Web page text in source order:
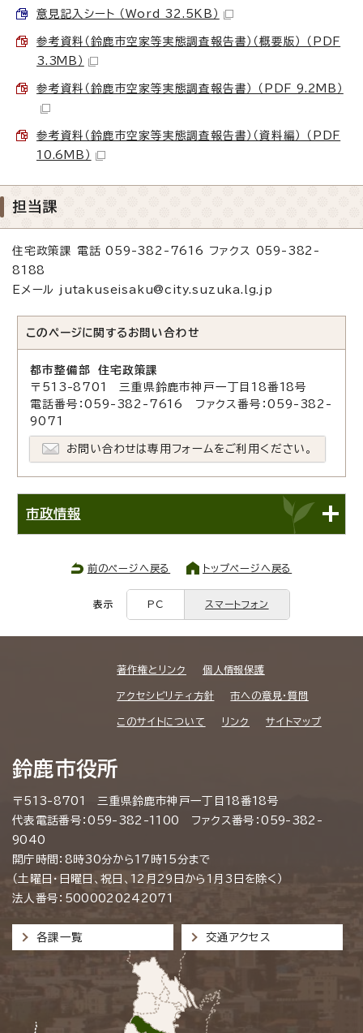
意見記入シート （Word 32.5KB）
参考資料（鈴鹿市空家等実態調査報告書）（概要版） （PDF
3.3MB）
参考資料（鈴鹿市空家等実態調査報告書） （PDF 9.2MB）
参考資料（鈴鹿市空家等実態調査報告書）（資料編） （PDF
10.6MB）
担当課
住宅政策課 電話 059-382-7616 ファクス 059-382-
8188
Eメール jutakuseisaku@city.suzuka.lg.jp
このページに関する お問い合わせ
都市整備部 住宅政策課
〒513-8701 三重県鈴鹿市神戸一丁目18番18号
電話番号：059-382-7616 ファクス番号：059-382-
9071
お問い合わせは専用フォームをご利用ください。
市政情報
前のページへ戻る トップページへ戻る
表示 PC スマートフォン
著作権とリンク 個人情報保護
アクセシビリティ方針 市への意見・質問
このサイトについて リンク サイトマップ
鈴鹿市役所
〒513-8701 三重県鈴鹿市神戸一丁目18番18号
代表電話番号：059-382-1100 ファクス番号：059-382-
9040
開庁時間：8時30分から17時15分まで
（土曜日・日曜日、祝日、12月29日から1月3日を除く）
法人番号：5000020242071
各課一覧 交通アクセス